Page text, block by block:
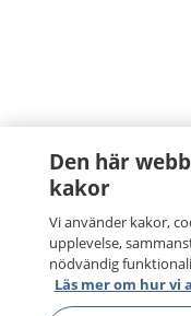
Den här
kakor
Vi använder kakor,
upplevelse,
nödvändig
Läs mer om hur vi